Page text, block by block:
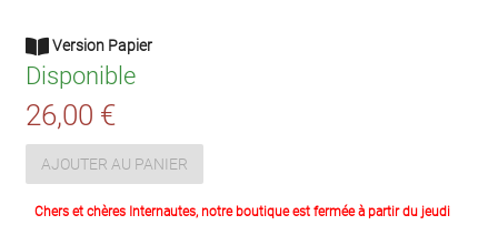
Version Papier
Disponible
26,00 €
AJOUTER AU PANIER
Chers et chères Internautes, notre boutique est fermée à partir du jeudi